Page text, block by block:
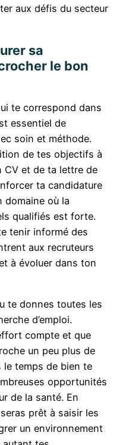
aux défis du secteur
sa
le bon
te correspond dans
essentiel de
soin et méthode.
de tes objectifs à
CV et de ta lettre de
ta candidature
domaine où la
qualifiés est forte.
tenir informé des
aux recruteurs
à évoluer dans ton
te donnes toutes les
d’emploi.
compte et que
un peu plus de
temps de bien te
opportunités
de la santé. En
prêt à saisir les
un environnement